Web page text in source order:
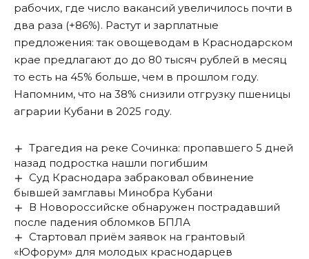
рабочих, где число вакансий увеличилось почти в
два раза (+86%). Растут и зарплатные
предложения: так овощеводам в Краснодарском
крае предлагают до до 80 тысяч рублей в месяц
то есть на 45% больше, чем в прошлом году.
Напомним, что на 38% снизили отгрузку пшеницы
аграрии Кубани в 2025 году.
Трагедия на реке Сочинка: пропавшего 5 дней
назад подростка нашли погибшим
Суд Краснодара забраковал обвинение
бывшей замглавы Минобра Кубани
В Новороссийске обнаружен пострадавший
после падения обломков БПЛА
Стартовал приём заявок на грантовый
«Юфорум» для молодых краснодарцев